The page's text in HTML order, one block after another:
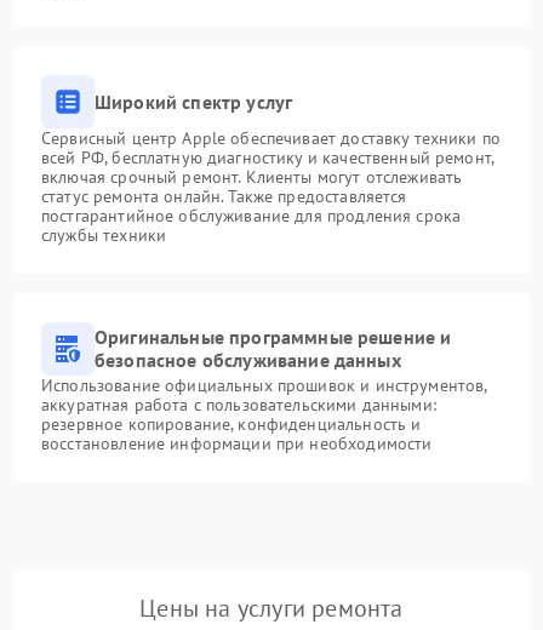
Широкий спектр услуг
Сервисный центр Apple обеспечивает доставку техники по
всей РФ, бесплатную диагностику и качественный ремонт,
включая срочный ремонт. Клиенты могут отслеживать
статус ремонта онлайн. Также предоставляется
постгарантийное обслуживание для продления срока
службы техники
Оригинальные программные решение и
безопасное обслуживание данных
Использование официальных прошивок и инструментов,
аккуратная работа с пользовательскими данными:
резервное копирование, конфиденциальность и
восстановление информации при необходимости
Цены на услуги ремонта